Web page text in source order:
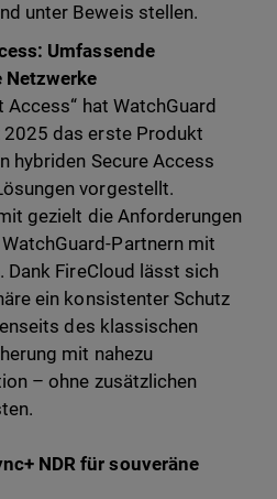
unter Beweis stellen.
Umfassende
hat WatchGuard
das erste Produkt
hybriden Secure Access
vorgestellt.
gezielt die Anforderungen
Partnern mit
Dank FireCloud lässt sich
ein konsistenter Schutz
des klassischen
mit nahezu
– ohne zusätzlichen
NDR für souveräne